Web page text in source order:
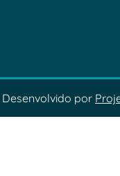
Desenvolvido por